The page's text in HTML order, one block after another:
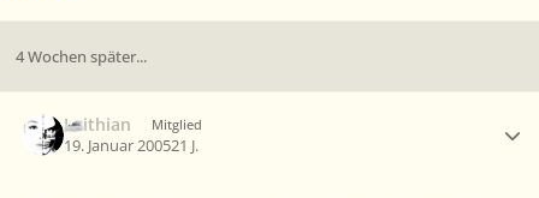
4 Wochen später...
Leithian Mitglied
19. Januar 200521 J.